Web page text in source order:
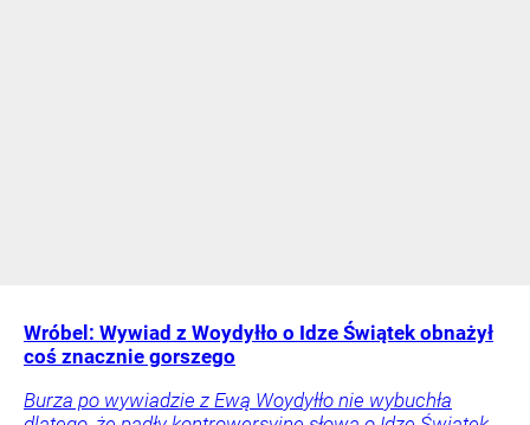
Wróbel: Wywiad z Woydyłło o Idze Świątek obnażył
coś znacznie gorszego
Burza po wywiadzie z Ewą Woydyłło nie wybuchła